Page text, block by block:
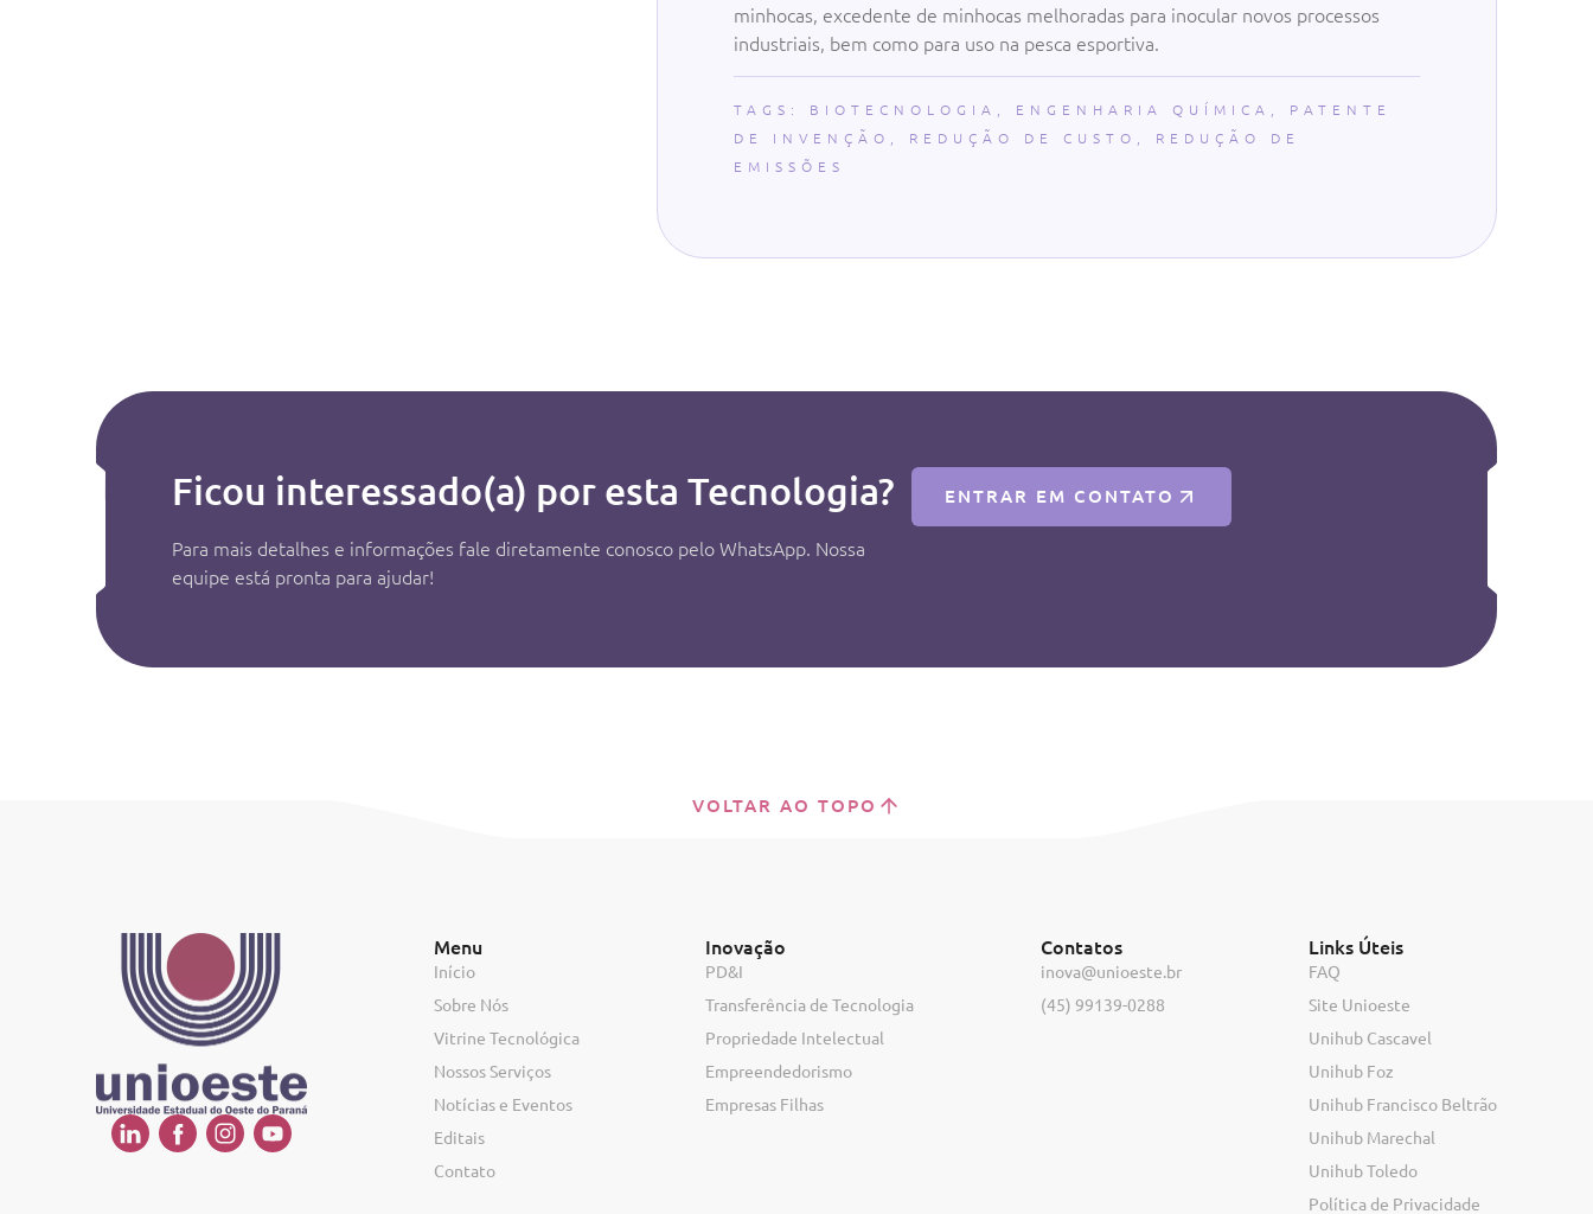
minhocas, excedente de minhocas melhoradas para inocular novos processos
industriais, bem como para uso na pesca esportiva.
TAGS: BIOTECNOLOGIA ENGENHARIA QUÍMICA
PATENTE
DE INVENÇÃO
REDUÇÃO DE CUSTO
REDUÇÃO DE
EMISSÕES
Ficou interessado(a) por esta Tecnologia?
Para mais detalhes e informações fale diretamente conosco pelo WhatsApp. Nossa
equipe está pronta para ajudar!
ENTRAR EM CONTATO
VOLTAR AO TOPO
Menu
Início
Sobre Nós
Vitrine Tecnológica
Nossos Serviços
Notícias e Eventos
Editais
Contato
Inovação
PD&I
Transferência de Tecnologia
Propriedade Intelectual
Empreendedorismo
Empresas Filhas
Contatos
inova@unioeste.br
(45) 99139-0288
Links Úteis
FAQ
Site Unioeste
Unihub Cascavel
Unihub Foz
Unihub Francisco Beltrão
Unihub Marechal
Unihub Toledo
Política de Privacidade